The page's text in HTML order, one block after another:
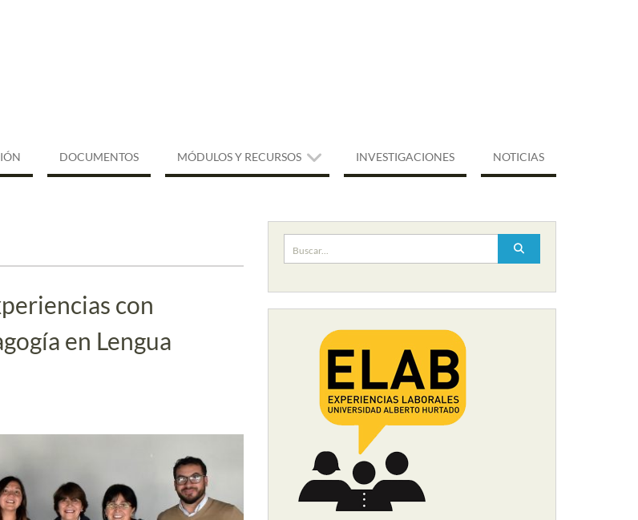
DOCUMENTOS MÓDULOS Y RECURSOS INVESTIGACIONES NOTICIAS
con
en Lengua